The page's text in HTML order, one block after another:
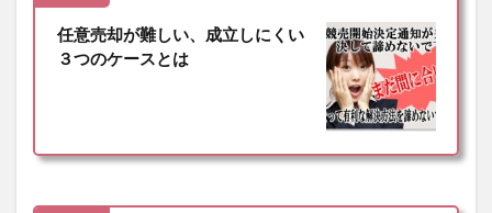
任意売却が難しい、成立しにくい
３つのケースとは